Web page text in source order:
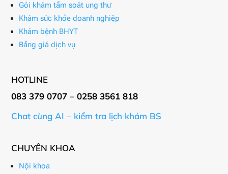
Gói khám tầm soát ung thư
Khám sức khỏe doanh nghiệp
Khám bệnh BHYT
Bảng giá dịch vụ
HOTLINE
083 379 0707 – 0258 3561 818
Chat cùng AI – kiểm tra lịch khám BS
CHUYÊN KHOA
Nội khoa